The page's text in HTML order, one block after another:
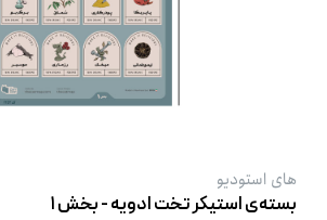
های استودیو
بسته‌ی استیکر تخت ادویه - بخش ۱